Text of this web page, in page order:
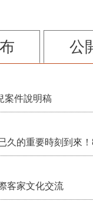
公
案件說明稿
客家文化交流